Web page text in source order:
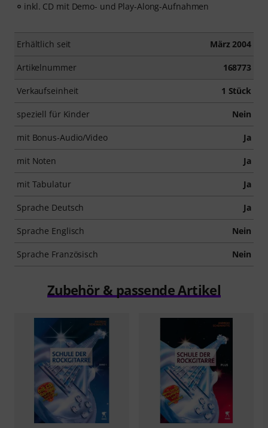
inkl. CD mit Demo- und Play-Along-Aufnahmen
Erhältlich seit März 2004
Artikelnummer 168773
Verkaufseinheit 1 Stück
speziell für Kinder Nein
mit Bonus-Audio/Video Ja
mit Noten Ja
mit Tabulatur Ja
Sprache Deutsch Ja
Sprache Englisch Nein
Sprache Französisch Nein
Zubehör & passende Artikel